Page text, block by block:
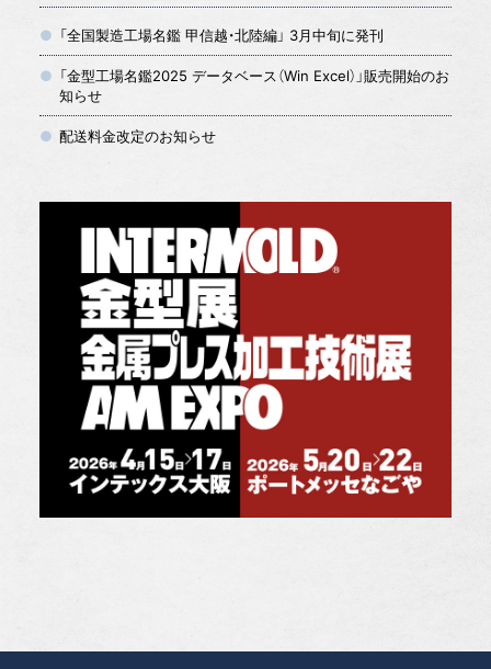
「全国製造工場名鑑 甲信越・北陸編」 3月中旬に発刊
「金型工場名鑑2025 データベース（Win Excel）」販売開始のお
知らせ
配送料金改定のお知らせ